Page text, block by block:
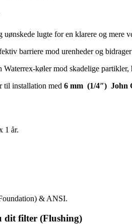
lugte for en klarere og mere
barriere mod urenheder og
Waterrex-køler mod skadelige
til installation med 6 mm (1/4″) John
1 år.
& ANSI.
dit filter (Flushing)